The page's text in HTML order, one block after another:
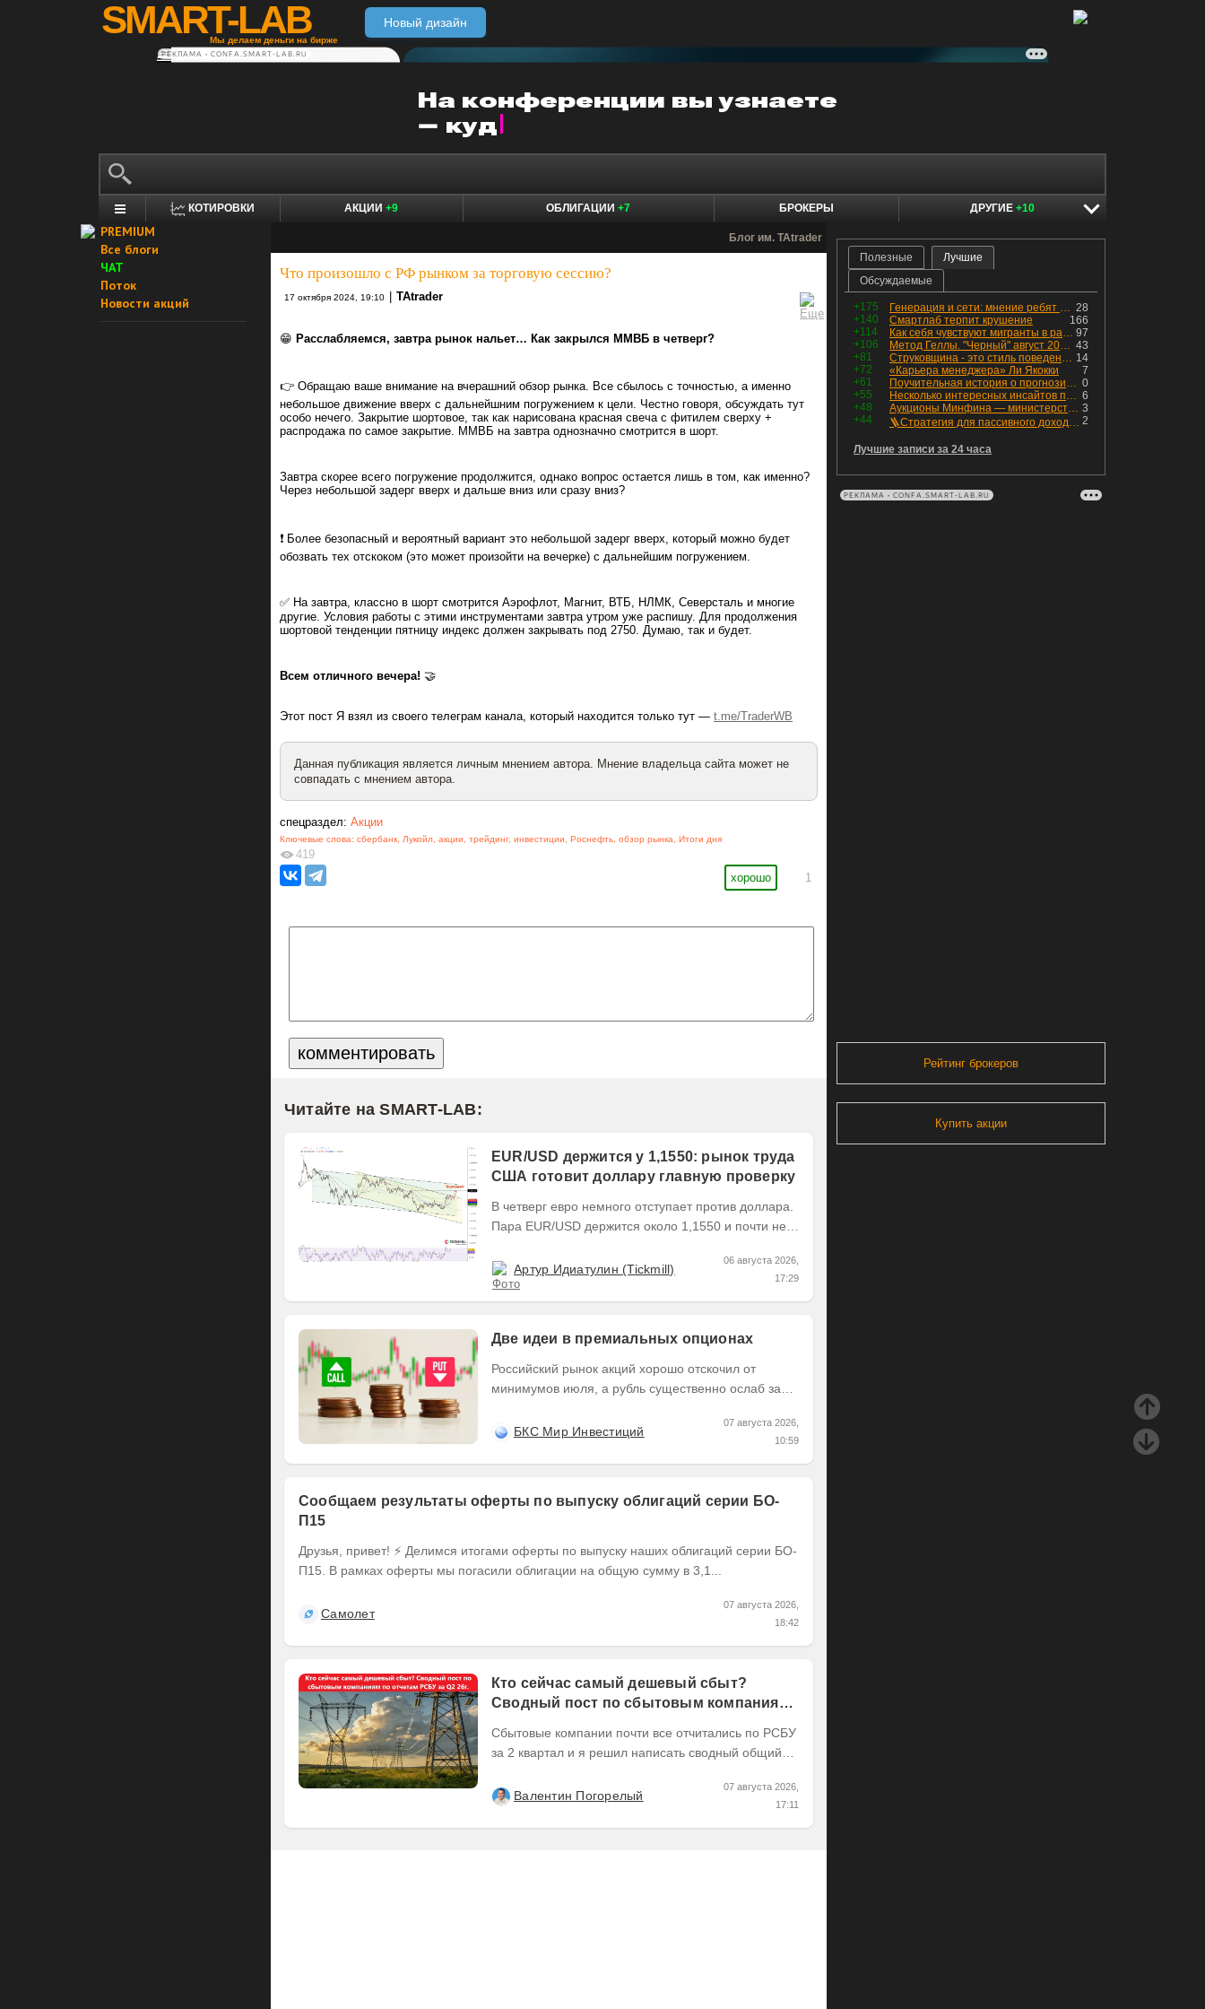
SMART-LAB
Мы делаем деньги на бирже
Новый дизайн
РЕКЛАМА • CONFA.SMART-LAB.RU
КОТИРОВКИ АКЦИИ +9 ОБЛИГАЦИИ +7 БРОКЕРЫ ДРУГИЕ +10
PREMIUM
Все блоги
ЧАТ
Поток
Новости акций
Блог им. TAtrader
Что произошло с РФ рынком за торговую сессию?
17 октября 2024, 19:10 TAtrader
😁 Расслабляемся, завтра рынок нальет… Как закрылся ММВБ в четверг?
👉 Обращаю ваше внимание на вчерашний обзор рынка. Все сбылось с точностью, а именно
небольшое движение вверх с дальнейшним погружением к цели. Честно говоря, обсуждать тут
особо нечего. Закрытие шортовое, так как нарисована красная свеча с фитилем сверху +
распродажа по самое закрытие. ММВБ на завтра однозначно смотрится в шорт.
Завтра скорее всего погружение продолжится, однако вопрос остается лишь в том, как именно?
Через небольшой задерг вверх и дальше вниз или сразу вниз?
❗️ Более безопасный и вероятный вариант это небольшой задерг вверх, который можно будет
обозвать тех отскоком (это может произойти на вечерке) с дальнейшим погружением.
✅ На завтра, классно в шорт смотрится Аэрофлот, Магнит, ВТБ, НЛМК, Северсталь и многие
другие. Условия работы с этими инструментами завтра утром уже распишу. Для продолжения
шортовой тенденции пятницу индекс должен закрывать под 2750. Думаю, так и будет.
Всем отличного вечера! 🤝
Этот пост Я взял из своего телеграм канала, который находится только тут — t.me/TraderWB
Данная публикация является личным мнением автора. Мнение владельца сайта может не
совпадать с мнением автора.
спецраздел: Акции
Ключевые слова: сбербанк Лукойл акции трейдинг, инвестиции Роснефть обзор рынка Итоги дня
419
хорошо
1
Читайте на SMART-LAB:
EUR/USD держится у 1,1550: рынок труда
США готовит доллару главную проверку
В четверг евро немного отступает против доллара.
Пара EUR/USD держится около 1,1550 и почти не
Артур Идиатулин (Tickmill)
06 августа 2026,
17:29
Две идеи в премиальных опционах
Российский рынок акций хорошо отскочил от
минимумов июля, а рубль существенно ослаб за
премиальных...
БКС Мир Инвестиций
07 августа 2026,
10:59
Сообщаем результаты оферты по выпуску облигаций серии БО-
П15
Друзья, привет! ⚡️ Делимся итогами оферты по выпуску наших облигаций серии БО-
П15. В рамках оферты мы погасили облигации на общую сумму в 3,1...
Самолет
07 августа 2026,
18:42
Кто сейчас самый дешевый сбыт?
Сводный пост по сбытовым компаниям
Сбытовые компании почти все отчитались по РСБУ
за 2 квартал и я решил написать сводный общий
Валентин Погорелый
07 августа 2026,
17:11
Полезные
Лучшие
Обсуждаемые
+175 28
Генерация и сети: мнение ребят из индустрии
+140
166
Смартлаб терпит крушение
+114
97
Как себя чувствуют мигранты в раю, в который они так стремились
+106
43
Метод Геллы. "Черный" август 2026 - быть или не быть?
+81
14
Струковщина - это стиль поведения, известный всем в секторе золотодобычи.
+72
7
«Карьера менеджера» Ли Якокки
+61
0
Поучительная история о прогнозировании
+55
6
Несколько интересных инсайтов по "Озону"
+48
3
Аукционы Минфина — министерство всё ещё не придумало "лекарство" для рынка ОФЗ. Ликвидности банкам не хватает это по РЕПО аукционам!
+44
2
🪜Стратегия для пассивного дохода: Лестница облигаций
Лучшие записи за 24 часа
РЕКЛАМА • CONFA.SMART-LAB.RU
Рейтинг брокеров
Купить акции